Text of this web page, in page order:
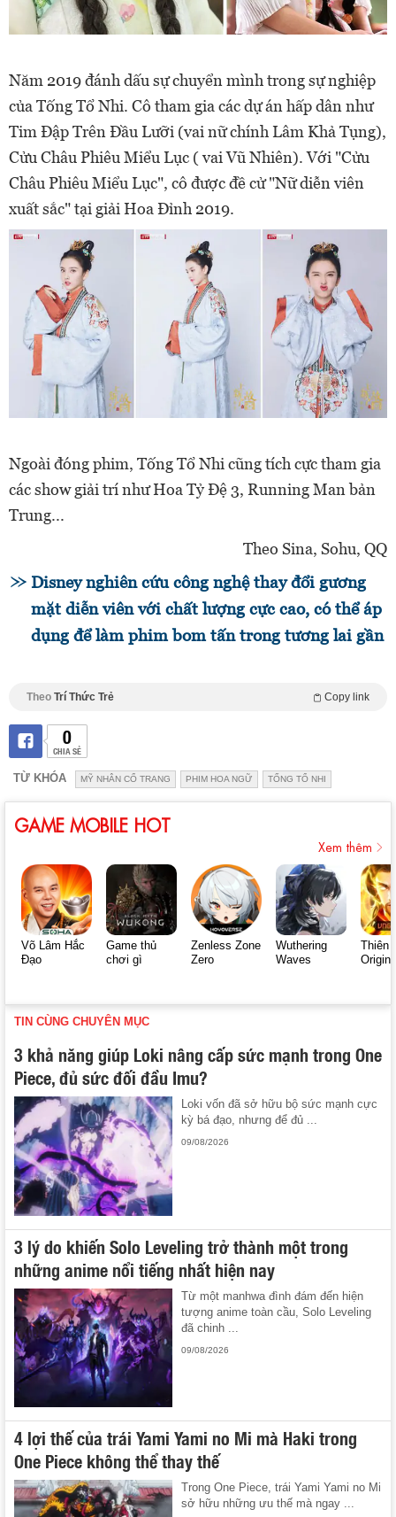
Năm 2019 đánh dấu sự chuyển mình trong sự nghiệp
của Tống Tổ Nhi. Cô tham gia các dự án hấp dân như
Tim Đập Trên Đầu Lưỡi (vai nữ chính Lâm Khả Tụng),
Cửu Châu Phiêu Miểu Lục ( vai Vũ Nhiên). Với "Cửu
Châu Phiêu Miểu Lục", cô được đề cử "Nữ diễn viên
xuất sắc" tại giải Hoa Đỉnh 2019.
Ngoài đóng phim, Tống Tổ Nhi cũng tích cực tham gia
các show giải trí như Hoa Tỷ Đệ 3, Running Man bản
Trung...
Theo Sina, Sohu, QQ
Disney nghiên cứu công nghệ thay đổi gương
mặt diễn viên với chất lượng cực cao, có thể áp
dụng để làm phim bom tấn trong tương lai gần
Theo Trí Thức Trẻ Copy link
0
CHIA SẺ
TỪ KHÓA MỸ NHÂN CỔ TRANG PHIM HOA NGỮ TỐNG TỔ NHI
GAME MOBILE HOT
Xem thêm
Võ Lâm Hắc
Đạo
Game thủ
chơi gì
Zenless Zone
Zero
Wuthering
Waves
Thiên
Origin
TIN CÙNG CHUYÊN MỤC
3 khả năng giúp Loki nâng cấp sức mạnh trong One
Piece, đủ sức đối đầu Imu?
Loki vốn đã sở hữu bộ sức mạnh cực
kỳ bá đạo, nhưng để đủ ...
09/08/2026
3 lý do khiến Solo Leveling trở thành một trong
những anime nổi tiếng nhất hiện nay
Từ một manhwa đình đám đến hiện
tượng anime toàn cầu, Solo Leveling
đã chinh ...
09/08/2026
4 lợi thế của trái Yami Yami no Mi mà Haki trong
One Piece không thể thay thế
Trong One Piece, trái Yami Yami no Mi
sở hữu những ưu thế mà ngay ...